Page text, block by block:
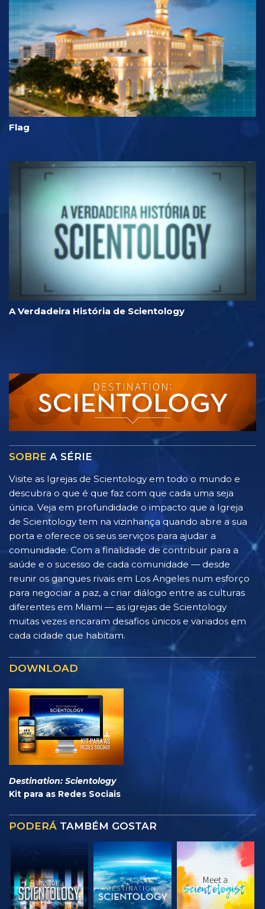
Flag
A Verdadeira História de Scientology
SOBRE A SÉRIE
Visite as Igrejas de Scientology em todo o mundo e
descubra o que é que faz com que cada uma seja
única. Veja em profundidade o impacto que a Igreja
de Scientology tem na vizinhança quando abre a sua
porta e oferece os seus serviços para ajudar a
comunidade. Com a finalidade de contribuir para a
saúde e o sucesso de cada comunidade — desde
reunir os gangues rivais em Los Angeles num esforço
para negociar a paz, a criar diálogo entre as culturas
diferentes em Miami — as igrejas de Scientology
muitas vezes encaram desafios únicos e variados em
cada cidade que habitam.
DOWNLOAD
Destination: Scientology
Kit para as Redes Sociais
PODERÁ TAMBÉM GOSTAR